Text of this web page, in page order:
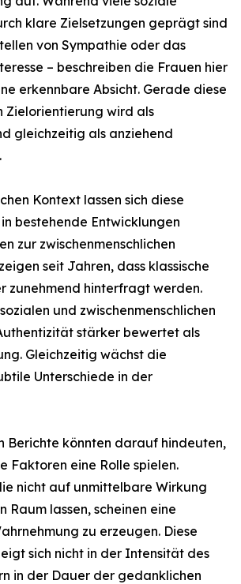
klare Zielsetzungen geprägt sind
von Sympathie oder das
– beschreiben die Frauen hier
erkennbare Absicht. Gerade diese
Zielorientierung wird als
gleichzeitig als anziehend
Kontext lassen sich diese
bestehende Entwicklungen
zur zwischenmenschlichen
seit Jahren, dass klassische
zunehmend hinterfragt werden.
und zwischenmenschlichen
stärker bewertet als
Gleichzeitig wächst die
Unterschiede in der
Berichte könnten darauf hindeuten,
Faktoren eine Rolle spielen.
nicht auf unmittelbare Wirkung
Raum lassen, scheinen eine
zu erzeugen. Diese
sich nicht in der Intensität des
in der Dauer der gedanklichen